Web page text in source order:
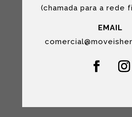
(chamada para a rede
EMAIL